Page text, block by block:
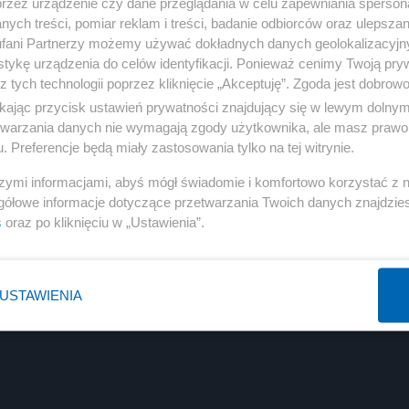
treści, pomiar reklam i treści, badanie odbiorców oraz
Partnerzy możemy używać dokładnych danych
urządzenia do celów identyfikacji. Ponieważ cenimy Twoją
tych technologii poprzez kliknięcie „Akceptuję”. Zgoda jest
przycisk ustawień prywatności znajdujący się w lewym
danych nie wymagają zgody użytkownika, ale masz
Preferencje będą miały zastosowania tylko na tej witrynie.
informacjami, abyś mógł świadomie i komfortowo korzystać z
informacje dotyczące przetwarzania Twoich danych
oraz po kliknięciu w „Ustawienia”.
USTAWIENIA